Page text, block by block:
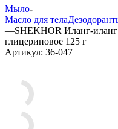
Мыло
Масло для тела
—SHEKHOR Иланг-
глицериновое 125 г
Артикул: 36-047